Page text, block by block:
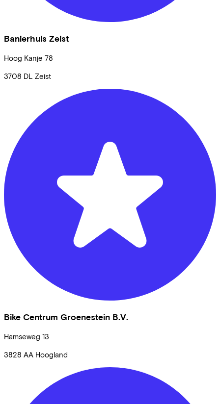
Banierhuis Zeist
Hoog Kanje 78
3708 DL Zeist
Bike Centrum Groenestein B.V.
Hamseweg 13
3828 AA Hoogland